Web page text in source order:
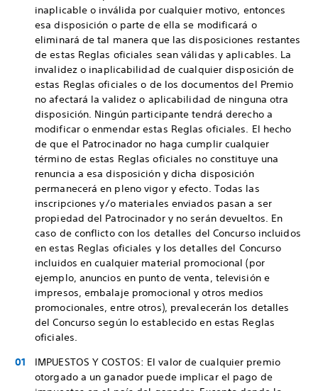
inaplicable o inválida por cualquier motivo, entonces
esa disposición o parte de ella se modificará o
eliminará de tal manera que las disposiciones restantes
de estas Reglas oficiales sean válidas y aplicables. La
invalidez o inaplicabilidad de cualquier disposición de
estas Reglas oficiales o de los documentos del Premio
no afectará la validez o aplicabilidad de ninguna otra
disposición. Ningún participante tendrá derecho a
modificar o enmendar estas Reglas oficiales. El hecho
de que el Patrocinador no haga cumplir cualquier
término de estas Reglas oficiales no constituye una
renuncia a esa disposición y dicha disposición
permanecerá en pleno vigor y efecto. Todas las
inscripciones y/o materiales enviados pasan a ser
propiedad del Patrocinador y no serán devueltos. En
caso de conflicto con los detalles del Concurso incluidos
en estas Reglas oficiales y los detalles del Concurso
incluidos en cualquier material promocional (por
ejemplo, anuncios en punto de venta, televisión e
impresos, embalaje promocional y otros medios
promocionales, entre otros), prevalecerán los detalles
del Concurso según lo establecido en estas Reglas
oficiales.
IMPUESTOS Y COSTOS: El valor de cualquier premio
otorgado a un ganador puede implicar el pago de